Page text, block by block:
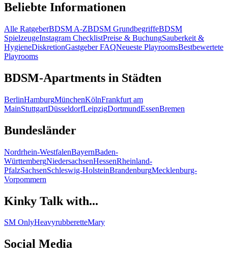
Beliebte Informationen
Alle RatgeberBDSM A-ZBDSM GrundbegriffeBDSM
SpielzeugeInstagram ChecklistPreise & BuchungSauberkeit &
HygieneDiskretionGastgeber FAQNeueste PlayroomsBestbewertete
Playrooms
BDSM-Apartments in Städten
BerlinHamburgMünchenKölnFrankfurt am
MainStuttgartDüsseldorfLeipzigDortmundEssenBremen
Bundesländer
Nordrhein-WestfalenBayernBaden-
WürttembergNiedersachsenHessenRheinland-
PfalzSachsenSchleswig-HolsteinBrandenburgMecklenburg-
Vorpommern
Kinky Talk with...
SM OnlyHeavyrubberetteMary
Social Media